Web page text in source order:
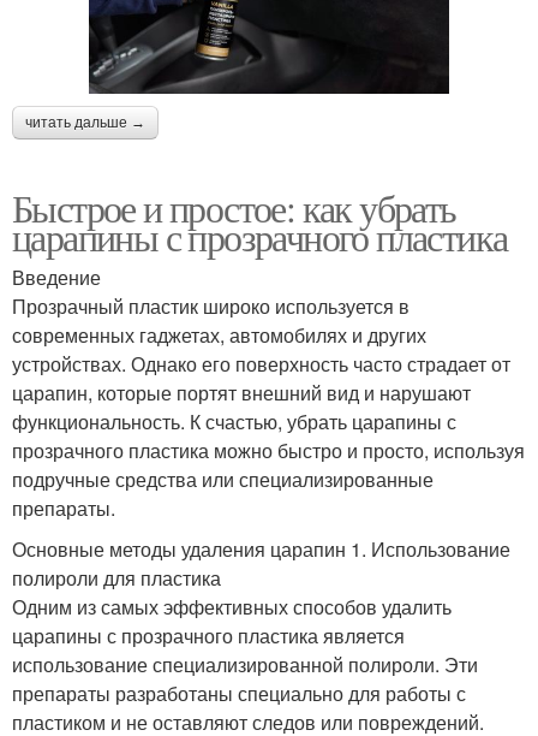
читать дальше →
Быстрое и простое: как убрать
царапины с прозрачного пластика
Введение
Прозрачный пластик широко используется в
современных гаджетах, автомобилях и других
устройствах. Однако его поверхность часто страдает от
царапин, которые портят внешний вид и нарушают
функциональность. К счастью, убрать царапины с
прозрачного пластика можно быстро и просто, используя
подручные средства или специализированные
препараты.
Основные методы удаления царапин 1. Использование
полироли для пластика
Одним из самых эффективных способов удалить
царапины с прозрачного пластика является
использование специализированной полироли. Эти
препараты разработаны специально для работы с
пластиком и не оставляют следов или повреждений.